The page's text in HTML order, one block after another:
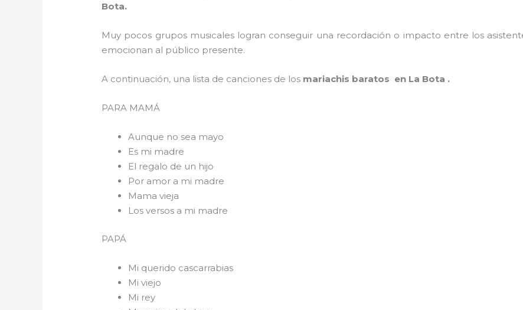
Bota.
Muy pocos grupos musicales logran conseguir una recordación o impacto entre los
emocionan al público presente.
A continuación, una lista de canciones de los mariachis baratos en La Bota .
PARA MAMÁ
Aunque no sea mayo
Es mi madre
El regalo de un hijo
Por amor a mi madre
Mama vieja
Los versos a mi madre
PAPÁ
Mi querido cascarrabias
Mi viejo
Mi rey